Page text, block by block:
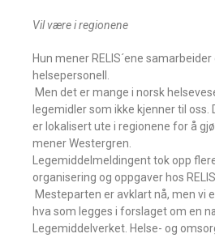
Vil være i regionene
Hun mener RELIS´ene
helsepersonell.
 Men det er mange i norsk
legemidler som ikke kjenner til oss.
er lokalisert ute i regionene for å
mener Westergren.
Legemiddelmeldingent tok opp
organisering og oppgaver hos RELIS.
 Mesteparten er avklart nå, men
hva som legges i forslaget om en
Legemiddelverket. Helse- og